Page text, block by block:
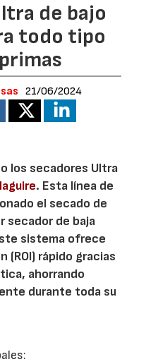
de bajo
todo tipo
21/06/2024
los secadores Ultra
. Esta línea de
el secado de
secador de baja
sistema ofrece
(ROI) rápido gracias
ahorrando
durante toda su